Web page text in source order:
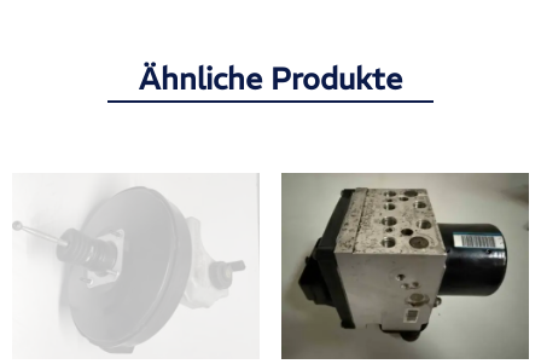
Ähnliche Produkte